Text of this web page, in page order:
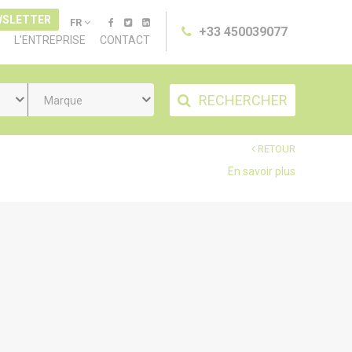
+33 450039077
FR
L'ENTREPRISE CONTACT
Marque RECHERCHER
RETOUR
En savoir plus